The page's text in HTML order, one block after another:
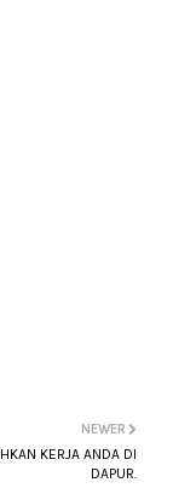
NEWER
KERJA ANDA DI
DAPUR.